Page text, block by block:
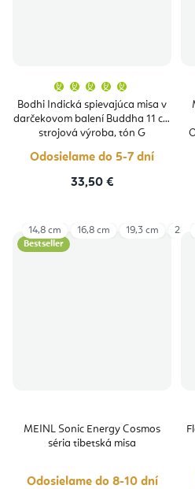
Bodhi Indická spievajúca misa v
darčekovom balení Buddha 11 cm
strojová výroba, tón G
produktu
je
5,0
z
5
hviezdičiek.
Odosielame do 5-7 dní
33,50 €
Bestseller
MEINL Sonic Energy Cosmos
séria tibetská misa
Odosielame do 8-10 dní
14,8 cm 16,8 cm 19,3 cm